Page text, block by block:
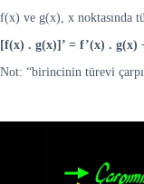
f(x) ve g(x), x noktasında
[f(x) . g(x)]’ = f’(x) . g(x)
Not: “birincinin türevi